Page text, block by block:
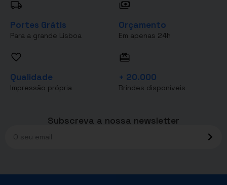
Portes Grátis
Para a grande Lisboa
Orçamento
Em apenas 24h
Qualidade
Impressão própria
+ 20.000
Brindes disponíveis
Subscreva a nossa newsletter